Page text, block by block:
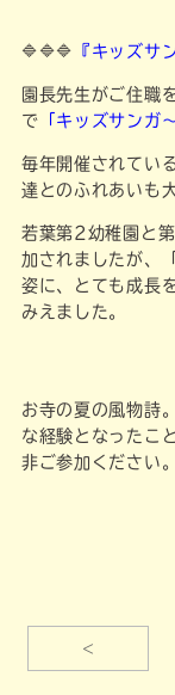
🔷🔷🔷 『キッズサ
園長先生がご住職
で 「キッズサンガ
毎年開催されてい
達とのふれあいも
若葉第2幼稚園と
加されましたが、
姿に、とても成長
みえました。
お寺の夏の風物詩
な経験となったこ
非ご参加ください。
<